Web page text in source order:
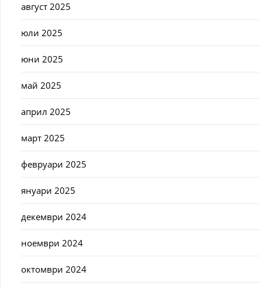
август 2025
юли 2025
юни 2025
май 2025
април 2025
март 2025
февруари 2025
януари 2025
декември 2024
ноември 2024
октомври 2024